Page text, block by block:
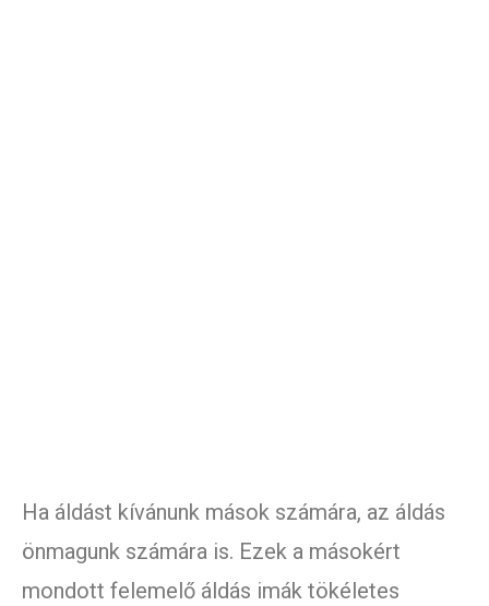
Ha áldást kívánunk mások számára, az áldás
önmagunk számára is. Ezek a másokért
mondott felemelő áldás imák tökéletes